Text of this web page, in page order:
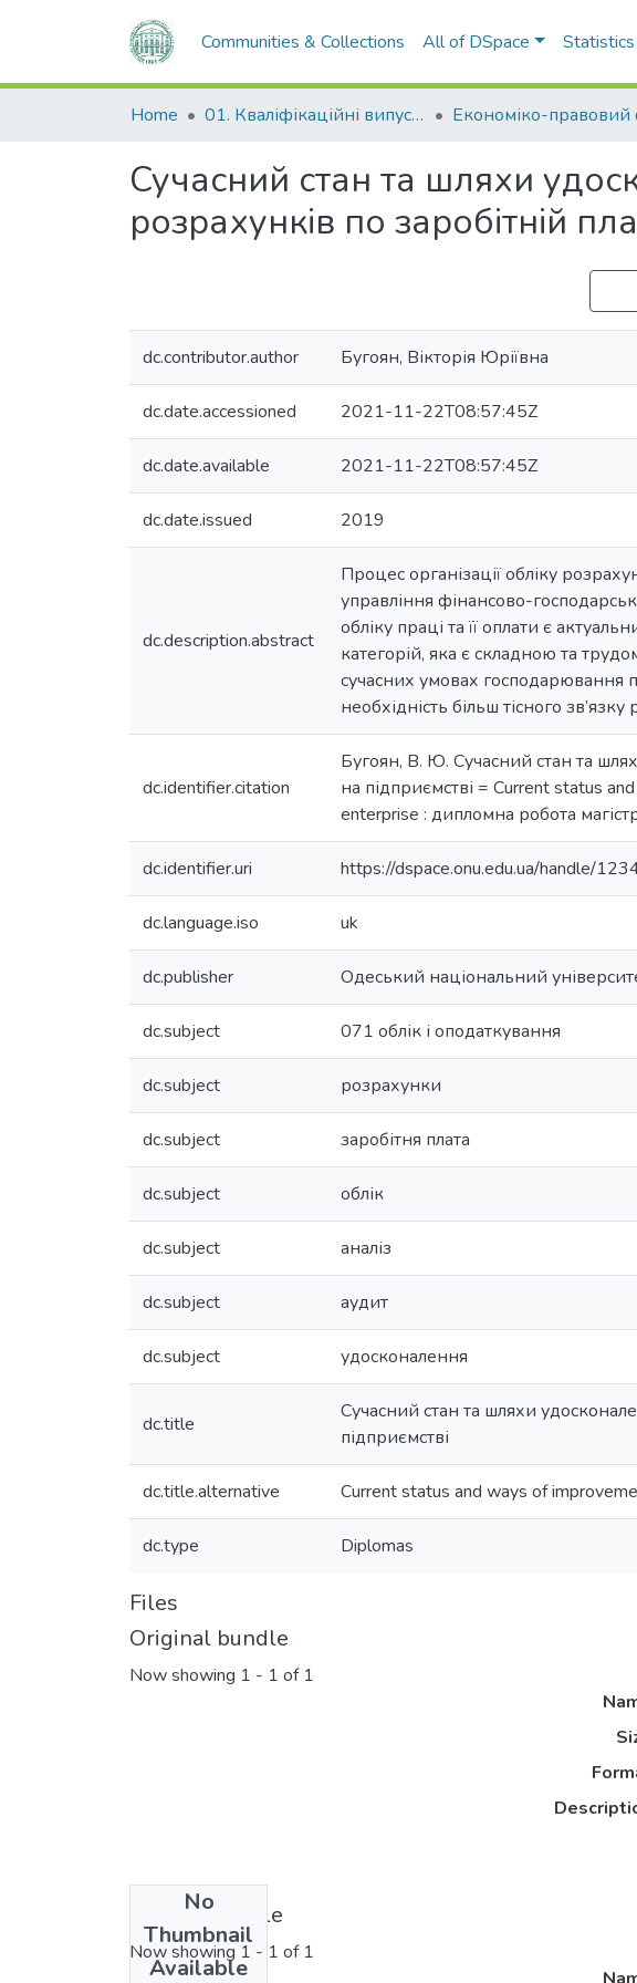
Communities & Collections All of DSpace Statistics
Home 01. Кваліфікаційні випускні роботи здобувачів вищої освіти
Сучасний стан та шляхи
розрахунків по заробітній
dc.contributor.author Бугоян, Вікторія Юріївна
dc.date.accessioned 2021-11-22T08:57:45Z
dc.date.available 2021-11-22T08:57:45Z
dc.date.issued 2019
dc.description.abstract
Процес організації обліку
управління фінансово-
обліку праці та її оплати є
категорій, яка є складною та
сучасних умовах господарювання
необхідність більш тісного
dc.identifier.citation
Бугоян, В. Ю. Сучасний стан та
на підприємстві = Current status
enterprise : дипломна робота
dc.identifier.uri https://dspace.onu.edu.ua/handle/
dc.language.iso uk
dc.publisher Одеський національний
dc.subject 071 облік і оподаткування
dc.subject розрахунки
dc.subject заробітня плата
dc.subject облік
dc.subject аналіз
dc.subject аудит
dc.subject удосконалення
dc.title
Сучасний стан та шляхи
підприємстві
dc.title.alternative Current status and ways of
dc.type Diplomas
Files
Original bundle
Now showing 1 - 1 of 1
No
Thumbnail
Available
License bundle
Now showing 1 - 1 of 1